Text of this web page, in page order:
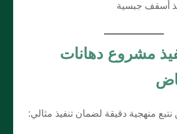
أسقف جبسية
مشروع دهانات
منهجية دقيقة لضمان تنفيذ مثالي: